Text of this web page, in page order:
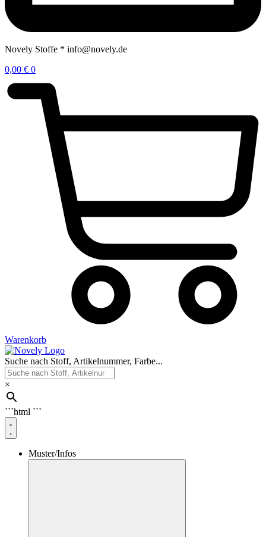
Novely Stoffe * info@novely.de
0,00 € 0
Warenkorb
Suche nach Stoff, Artikelnummer, Farbe...
×
```html ```
Muster/Infos